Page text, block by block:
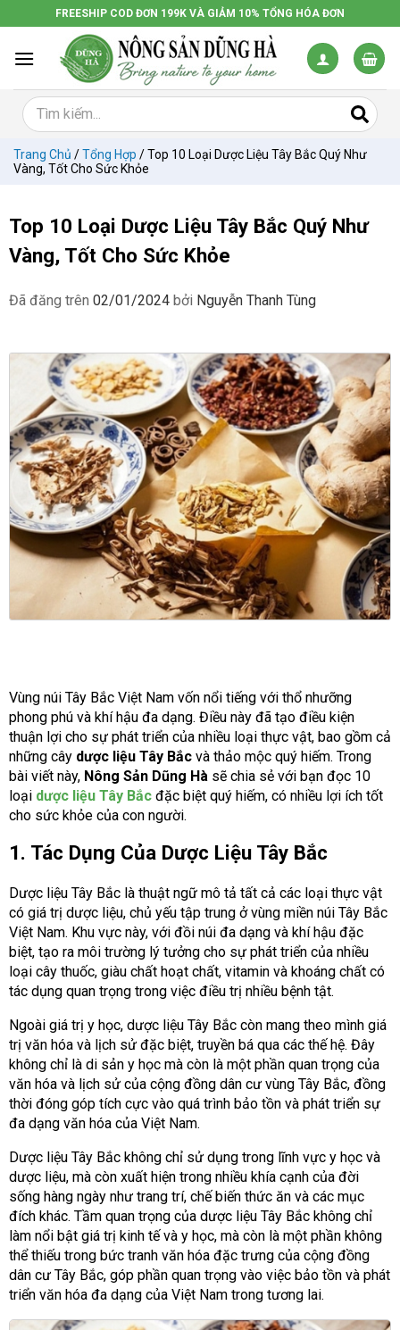
đến
dung
FREESHIP COD ĐƠN 199K VÀ GIẢM 10% TỔNG HÓA ĐƠN
Trang Chủ /Tổng Hợp /Top 10 Loại Dược Liệu Tây Bắc Quý Như
Vàng, Tốt Cho Sức Khỏe
Top 10 Loại Dược Liệu Tây Bắc Quý Như
Vàng, Tốt Cho Sức Khỏe
Đã đăng trên 02/01/2024 bởi Nguyễn Thanh Tùng
Vùng núi Tây Bắc Việt Nam vốn nổi tiếng với thổ nhưỡng
phong phú và khí hậu đa dạng. Điều này đã tạo điều kiện
thuận lợi cho sự phát triển của nhiều loại thực vật, bao gồm cả
những cây dược liệu Tây Bắc và thảo mộc quý hiếm. Trong
bài viết này, Nông Sản Dũng Hà sẽ chia sẻ với bạn đọc 10
loại dược liệu Tây Bắc đặc biệt quý hiếm, có nhiều lợi ích tốt
cho sức khỏe của con người.
1. Tác Dụng Của Dược Liệu Tây Bắc
Dược liệu Tây Bắc là thuật ngữ mô tả tất cả các loại thực vật
có giá trị dược liệu, chủ yếu tập trung ở vùng miền núi Tây Bắc
Việt Nam. Khu vực này, với đồi núi đa dạng và khí hậu đặc
biệt, tạo ra môi trường lý tưởng cho sự phát triển của nhiều
loại cây thuốc, giàu chất hoạt chất, vitamin và khoáng chất có
tác dụng quan trọng trong việc điều trị nhiều bệnh tật.
Ngoài giá trị y học, dược liệu Tây Bắc còn mang theo mình giá
trị văn hóa và lịch sử đặc biệt, truyền bá qua các thế hệ. Đây
không chỉ là di sản y học mà còn là một phần quan trọng của
văn hóa và lịch sử của cộng đồng dân cư vùng Tây Bắc, đồng
thời đóng góp tích cực vào quá trình bảo tồn và phát triển sự
đa dạng văn hóa của Việt Nam.
Dược liệu Tây Bắc không chỉ sử dụng trong lĩnh vực y học và
dược liệu, mà còn xuất hiện trong nhiều khía cạnh của đời
sống hàng ngày như trang trí, chế biến thức ăn và các mục
đích khác. Tầm quan trọng của dược liệu Tây Bắc không chỉ
làm nổi bật giá trị kinh tế và y học, mà còn là một phần không
thể thiếu trong bức tranh văn hóa đặc trưng của cộng đồng
dân cư Tây Bắc, góp phần quan trọng vào việc bảo tồn và phát
triển văn hóa đa dạng của Việt Nam trong tương lai.